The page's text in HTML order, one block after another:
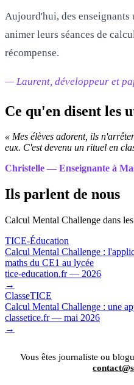
Aujourd'hui, des
animer leurs séances de
récompense.
— Laurent, développeur et
Ce qu'en disent les
« Mes élèves adorent, ils
eux. C'est devenu un rituel en
Christelle — Enseignante à
Ils parlent de nous
Calcul Mental Challenge dans
TICE-Éducation
Calcul Mental Challenge :
maths du CE1 au lycée
tice-education.fr — 2026
→
ClasseTICE
Calcul Mental Challenge : une
classetice.fr — mai 2026
→
Vous êtes journaliste ou